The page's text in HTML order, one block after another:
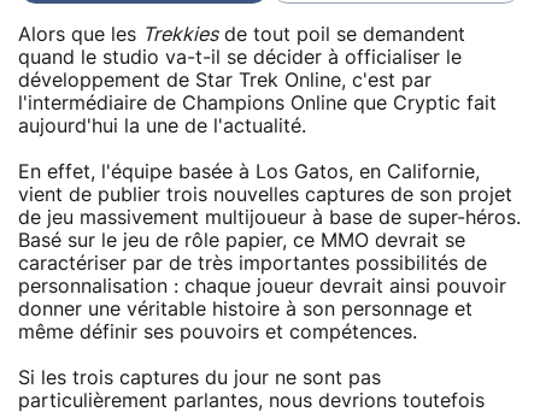
Alors que les Trekkiesde tout poil se demandent
quand le studio va-t-il se décider à officialiser le
développement de Star Trek Online, c'est par
l'intermédiaire de Champions Online que Cryptic fait
aujourd'hui la une de l'actualité.
En effet, l'équipe basée à Los Gatos, en Californie,
vient de publier trois nouvelles captures de son projet
de jeu massivement multijoueur à base de super-héros.
Basé sur le jeu de rôle papier, ce MMO devrait se
caractériser par de très importantes possibilités de
personnalisation : chaque joueur devrait ainsi pouvoir
donner une véritable histoire à son personnage et
même définir ses pouvoirs et compétences.
Si les trois captures du jour ne sont pas
particulièrement parlantes, nous devrions toutefois